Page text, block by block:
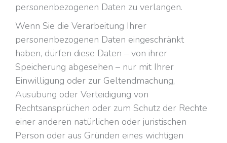
personenbezogenen Daten zu verlangen.
Wenn Sie die Verarbeitung Ihrer
personenbezogenen Daten eingeschränkt
haben, dürfen diese Daten – von ihrer
Speicherung abgesehen – nur mit Ihrer
Einwilligung oder zur Geltendmachung,
Ausübung oder Verteidigung von
Rechtsansprüchen oder zum Schutz der Rechte
einer anderen natürlichen oder juristischen
Person oder aus Gründen eines wichtigen